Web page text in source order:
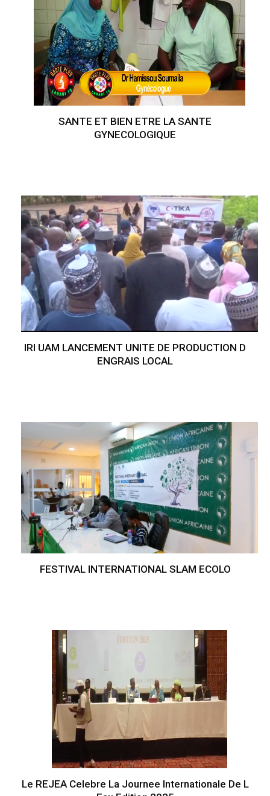
SANTE ET BIEN ETRE LA SANTE
GYNECOLOGIQUE
IRI UAM LANCEMENT UNITE DE PRODUCTION D
ENGRAIS LOCAL
FESTIVAL INTERNATIONAL SLAM ECOLO
Le REJEA Celebre La Journee Internationale De L